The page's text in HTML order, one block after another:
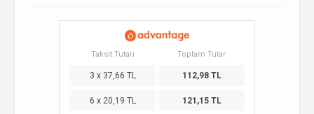
Taksit Tutarı Toplam Tutar
3 x 37,66 TL 112,98 TL
6 x 20,19 TL 121,15 TL